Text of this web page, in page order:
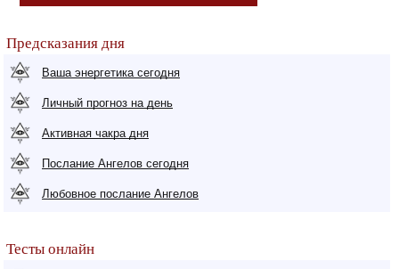
Предсказания дня
Ваша энергетика сегодня
Личный прогноз на день
Активная чакра дня
Послание Ангелов сегодня
Любовное послание Ангелов
Тесты онлайн